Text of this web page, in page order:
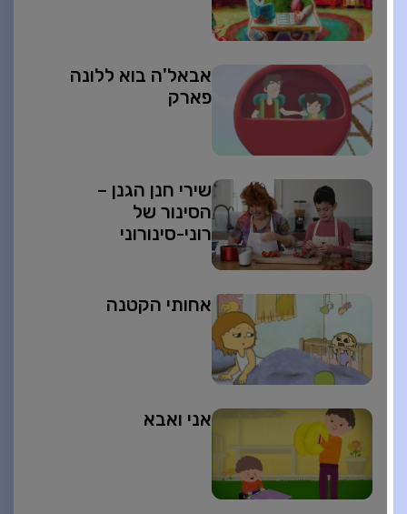
אבאל'ה בוא ללונה
פארק
שירי חנן הגנן –
הסינור של
רוני-סינורוני
אחותי הקטנה
אני ואבא